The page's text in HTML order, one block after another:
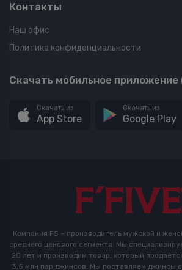
Контакты
Наш офис
Политика конфиденциальности
Скачать мобильное приложение
Скачать из
App Store
Скачать из
Google Play
Компания F5 – производитель мужской и
среднего ценового сегмента. Мы
20 лет и производим товар, который
3,5 млн пар джинсов. Мы поставляем джинсы